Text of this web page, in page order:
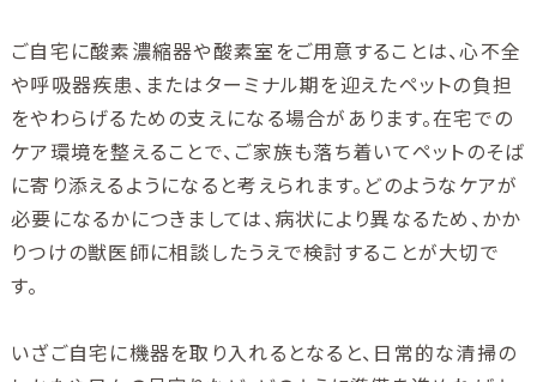
ご自宅に酸素濃縮器や酸素室をご用意することは、心不全
や呼吸器疾患、またはターミナル期を迎えたペットの負担
をやわらげるための支えになる場合があります。在宅での
ケア環境を整えることで、ご家族も落ち着いてペットのそば
に寄り添えるようになると考えられます。どのようなケアが
必要になるかにつきましては、病状により異なるため、かか
りつけの獣医師に相談したうえで検討することが大切で
す。
いざご自宅に機器を取り入れるとなると、日常的な清掃の